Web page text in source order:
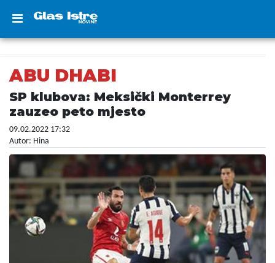
ABU DHABI
SP klubova: Meksički Monterrey
zauzeo peto mjesto
09.02.2022 17:32
Autor: Hina